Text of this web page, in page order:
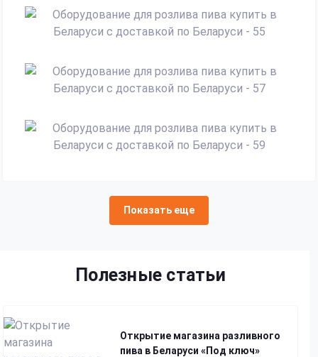
Показать еще
Полезные статьи
Открытие магазина разливного
пива в Беларуси «Под ключ»